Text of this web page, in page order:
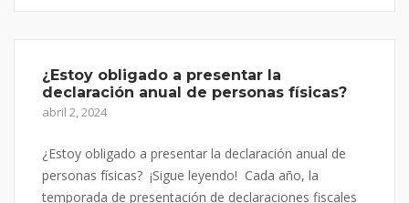
¿Estoy obligado a presentar la
declaración anual de personas físicas?
abril 2, 2024
¿Estoy obligado a presentar la declaración anual de
personas físicas? ¡Sigue leyendo! Cada año, la
temporada de presentación de declaraciones fiscales